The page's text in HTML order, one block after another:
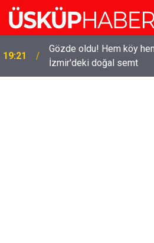
19:21
Gözde oldu! Hem köy
İzmir'deki doğal semt